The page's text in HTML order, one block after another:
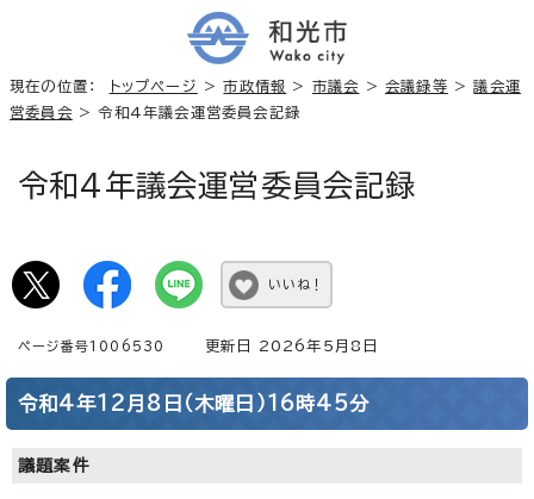
現在の位置： トップページ >市政情報 > 市議会 >会議録等 >議会運
営委員会 > 令和4年議会運営委員会記録
令和4年議会運営委員会記録
いいね！
ページ番号1006530 更新日 2026年5月8日
令和4年12月8日（木曜日）16時45分
議題案件